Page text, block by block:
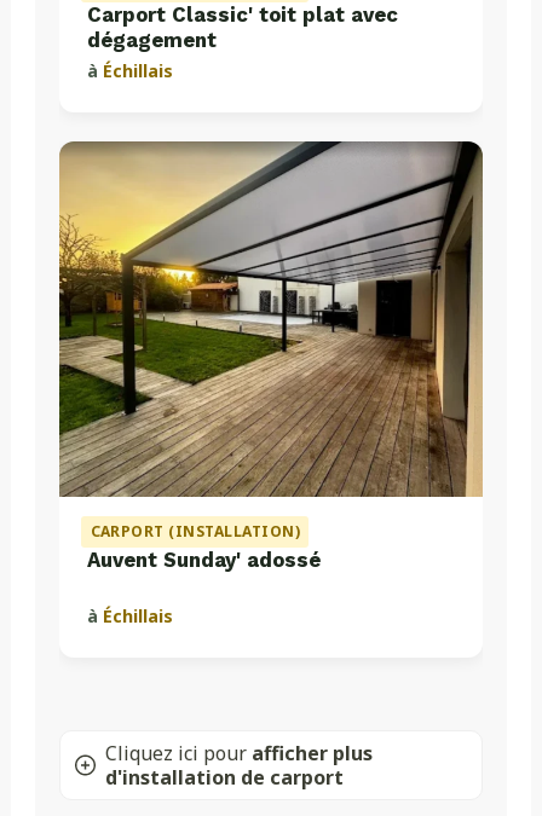
Carport Classic' toit plat avec
dégagement
à Échillais
CARPORT (INSTALLATION)
Auvent Sunday' adossé
à Échillais
Cliquez ici pour afficher plus
d'installation de carport